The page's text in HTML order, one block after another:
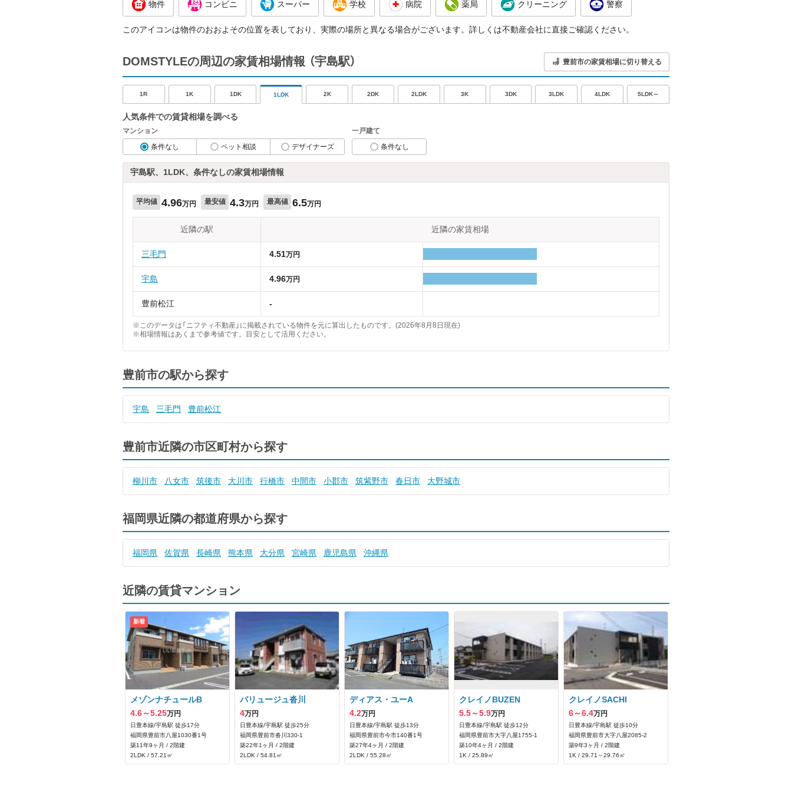
物件 コンビニ スーパー 学校 病院 薬局 クリーニング 警察
このアイコンは物件のおおよその位置を表しており、実際の場所と異なる場合がございます。詳しくは不動産会社に直接ご確認ください。
DOMSTYLEの周辺の家賃相場情報 （宇島駅） 豊前市の家賃相場に切り替える
1R 1K 1DK 1LDK 2K 2DK 2LDK 3K 3DK 3LDK 4LDK 5LDK～
人気条件での賃貸相場を調べる
マンション
条件なし
ペット相談 デザイナーズ
一戸建て
条件なし
宇島駅、1LDK、条件なしの家賃相場情報
平均値 4.96万円 最安値 4.3万円 最高値 6.5万円
近隣の駅 近隣の家賃相場
三毛門 4.51万円
宇島 4.96万円
豊前松江 -
※このデータは「ニフティ不動産」に掲載されている物件を元に算出したものです。(2026年8月8日現在)
※相場情報はあくまで参考値です。目安として活用ください。
豊前市の駅から探す
宇島 三毛門 豊前松江
豊前市近隣の市区町村から探す
柳川市 八女市 筑後市 大川市 行橋市 中間市 小郡市 筑紫野市 春日市 大野城市
福岡県近隣の都道府県から探す
福岡県 佐賀県 長崎県 熊本県 大分県 宮崎県 鹿児島県 沖縄県
近隣の賃貸マンション
新着
メゾンナチュールB
4.6～5.25万円
日豊本線/宇島駅 徒歩17分
福岡県豊前市八屋1030番1号
築11年9ヶ月 / 2階建
2LDK / 57.21㎡
バリュージュ沓川
4万円
日豊本線/宇島駅 徒歩25分
福岡県豊前市沓川330-1
築22年1ヶ月 / 2階建
2LDK / 54.81㎡
ディアス・ユーA
4.2万円
日豊本線/宇島駅 徒歩13分
福岡県豊前市今市140番1号
築27年4ヶ月 / 2階建
2LDK / 55.28㎡
クレイノBUZEN
5.5～5.9万円
日豊本線/宇島駅 徒歩12分
福岡県豊前市大字八屋1755‐1
築10年4ヶ月 / 2階建
1K / 25.89㎡
クレイノSACHI
6～6.4万円
日豊本線/宇島駅 徒歩10分
福岡県豊前市大字八屋2085‐2
築9年3ヶ月 / 2階建
1K / 29.71～29.76㎡